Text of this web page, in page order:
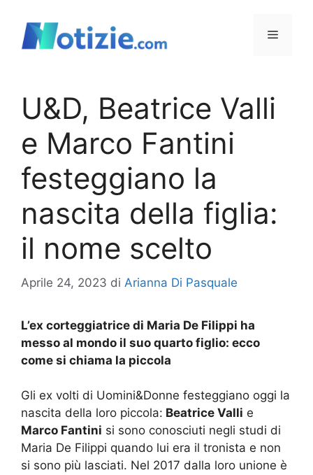
contenuto
Menu
U&D, Beatrice Valli
e Marco Fantini
festeggiano la
nascita della figlia:
il nome scelto
Aprile 24, 2023 di Arianna Di Pasquale
L’ex corteggiatrice di Maria De Filippi ha
messo al mondo il suo quarto figlio: ecco
come si chiama la piccola
Gli ex volti di Uomini&Donne festeggiano oggi la
nascita della loro piccola: Beatrice Valli e
Marco Fantini si sono conosciuti negli studi di
Maria De Filippi quando lui era il tronista e non
si sono più lasciati. Nel 2017 dalla loro unione è